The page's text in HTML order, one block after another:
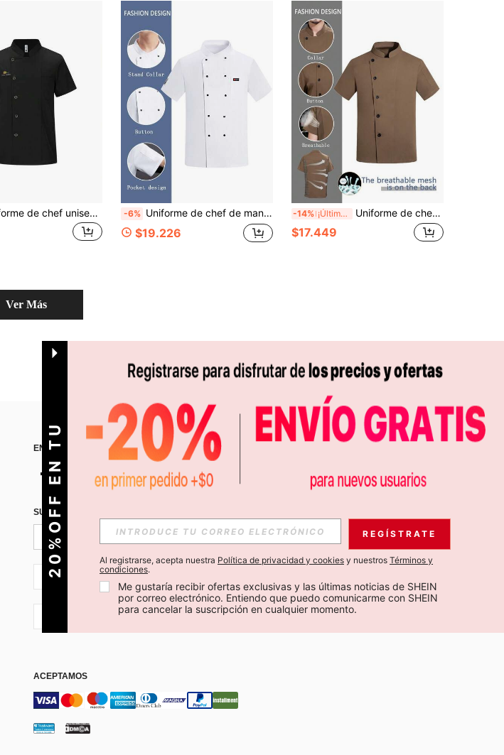
Nuevo uniforme de chef unisex de manga corta con bordado, de una sola hilera, decorativo y transpirable, con cuello pequeño de pie -6% Uniforme de chef de manga corta transpirable y absorbente de humedad, tela fina y duradera lavable, adecuado para catering, pastelería, horneado, pasteles, cocina de hotel, restaurante, cocina trasera, restaurante occidental, cafetería, uniforme de chef blanco de manga corta de verano, uniforme de chef de manga corta para mujer
$19.226
-14% ¡Últimos 3 días Uniforme de chef de manga corta y transpirable en caqui, con diseño de malla en la espalda, cómodo, para chef, cocinero, panadería, hotel, restaurante, servicio de alimentos, verano
$17.449
Ver Más
ENCUÉNTRANOS EN APP
SUSCRÍBETE PARA RECIBIR OFERTAS EXCLUSIVAS, PROMOCIONES Y NOTICIAS DE SHEIN
Suscribir
CL + 56
ACEPTAMOS
2
0
%
O
F
F
E
N
T
U
P
R
I
M
E
R
P
E
D
I
D REGÍSTRATE
Al registrarse, acepta nuestra Política de privacidad y cookies y nuestros Términos y
condiciones.
Me gustaría recibir ofertas exclusivas y las últimas noticias de SHEIN
por correo electrónico. Entiendo que puedo comunicarme con SHEIN
para cancelar la suscripción en cualquier momento.